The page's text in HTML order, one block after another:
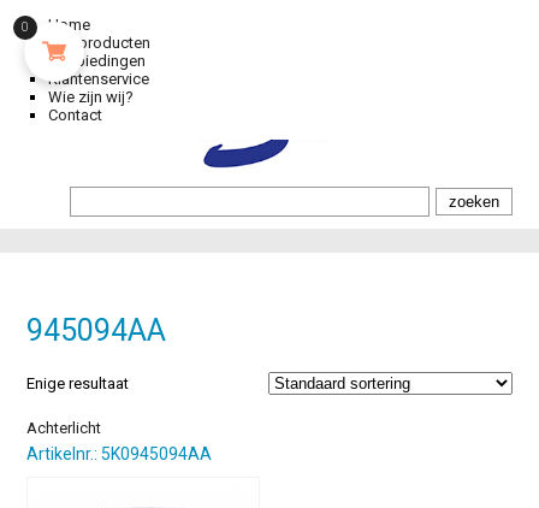
Home
Alle producten
Aanbiedingen
Klantenservice
Wie zijn wij?
Contact
945094AA
Enige resultaat
Achterlicht
Artikelnr.: 5K0945094AA
0